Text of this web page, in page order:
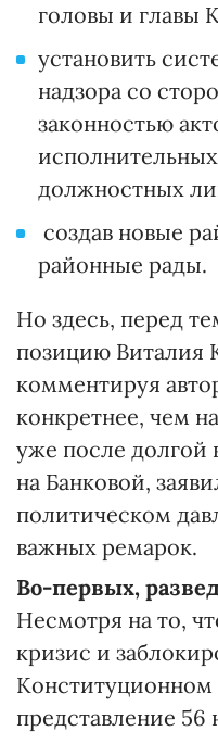
головы и главы
установить
надзора со
законностью
должностных
создав новые
районные рады.
Но здесь, перед
позицию Виталия
комментируя
конкретнее, чем
уже после долгой
на Банковой,
политическом
важных ремарок.
Во-первых,
Несмотря на то,
кризис и
представление 56